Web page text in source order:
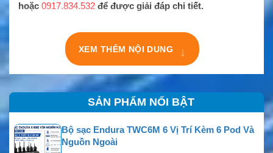
hoặc 0917.834.532 để được giải đáp chi tiết.
XEM THÊM NỘI DUNG ↓
SẢN PHẨM NỔI BẬT
Bộ sạc Endura TWC6M 6 Vị Trí Kèm 6 Pod Và
Nguồn Ngoài